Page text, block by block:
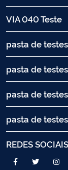
VIA 040 Teste
pasta de testes
pasta de testes
pasta de testes
pasta de testes
REDES SOCIAIS